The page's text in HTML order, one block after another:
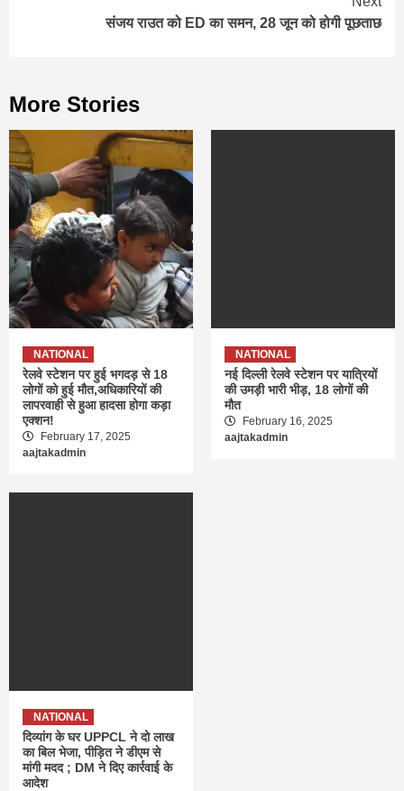
संजय राउत को ED का समन, 28 जून को होगी पूछताछ
More Stories
NATIONAL
रेलवे स्टेशन पर हुई भगदड़ से 18
लोगों को हुई मौत,अधिकारियों की
लापरवाही से हुआ हादसा होगा कड़ा
एक्शन!
February 17, 2025
aajtakadmin
NATIONAL
नई दिल्ली रेलवे स्टेशन पर यात्रियों
की उमड़ी भारी भीड़, 18 लोगों की
मौत
February 16, 2025
aajtakadmin
NATIONAL
दिव्यांग के घर UPPCL ने दो लाख
का बिल भेजा, पीड़ित ने डीएम से
मांगी मदद ; DM ने दिए कार्रवाई के
आदेश